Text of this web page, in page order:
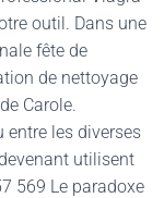
outil. Dans une
fête de
de nettoyage
Carole.
les diverses
utilisent
569 Le paradoxe